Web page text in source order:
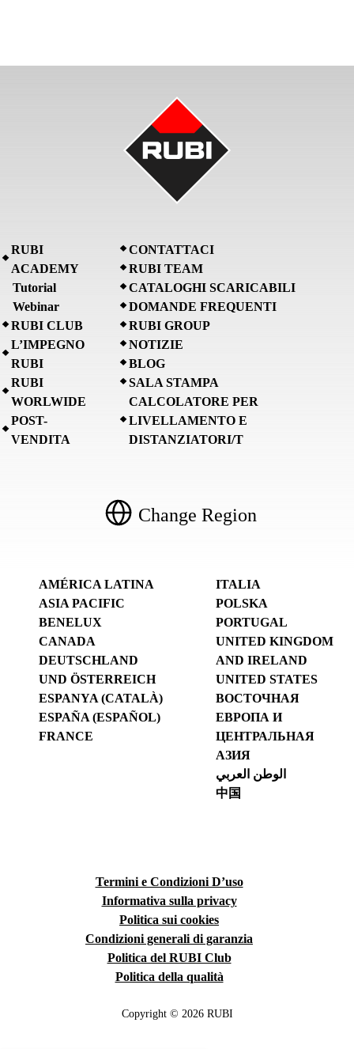
RUBI
ACADEMY
Tutorial
Webinar
RUBI CLUB
L’IMPEGNO
RUBI
RUBI
WORLWIDE
POST-
VENDITA
CONTATTACI
RUBI TEAM
CATALOGHI SCARICABILI
DOMANDE FREQUENTI
RUBI GROUP
NOTIZIE
BLOG
SALA STAMPA
CALCOLATORE PER
LIVELLAMENTO E
DISTANZIATORI/T
Change Region
AMÉRICA LATINA
ASIA PACIFIC
BENELUX
CANADA
DEUTSCHLAND
UND ÖSTERREICH
ESPANYA (CATALÀ)
ESPAÑA (ESPAÑOL)
FRANCE
ITALIA
POLSKA
PORTUGAL
UNITED KINGDOM
AND IRELAND
UNITED STATES
ВОСТОЧНАЯ
ЕВРОПА И
ЦЕНТРАЛЬНАЯ
АЗИЯ
الوطن العربي
中国
Termini e Condizioni D’uso
Informativa sulla privacy
Politica sui cookies
Condizioni generali di garanzia
Politica del RUBI Club
Politica della qualità
Copyright © 2026 RUBI